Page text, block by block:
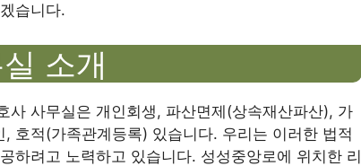
습니다.
소개
사 사무실은 개인회생, 파산면제(상속재산파산), 가
호적(가족관계등록) 있습니다. 우리는 이러한 법적
하려고 노력하고 있습니다. 성성중앙로에 위치한 리